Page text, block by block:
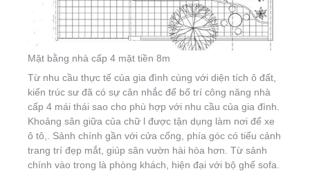
Mặt bằng nhà cấp 4 mặt tiền 8m
Từ nhu cầu thực tế của gia đình cùng với diện tích ô đất,
kiến trúc sư đã có sự cân nhắc để bố trí công năng nhà
cấp 4 mái thái sao cho phù hợp với nhu cầu của gia đình.
Khoảng sân giữa của chữ l được tận dụng làm nơi để xe
ô tô,. Sảnh chính gần với cửa cổng, phía góc có tiểu cảnh
trang trí đẹp mắt, giúp sân vườn hài hòa hơn. Từ sảnh
chính vào trong là phòng khách, hiện đại với bộ ghế sofa.